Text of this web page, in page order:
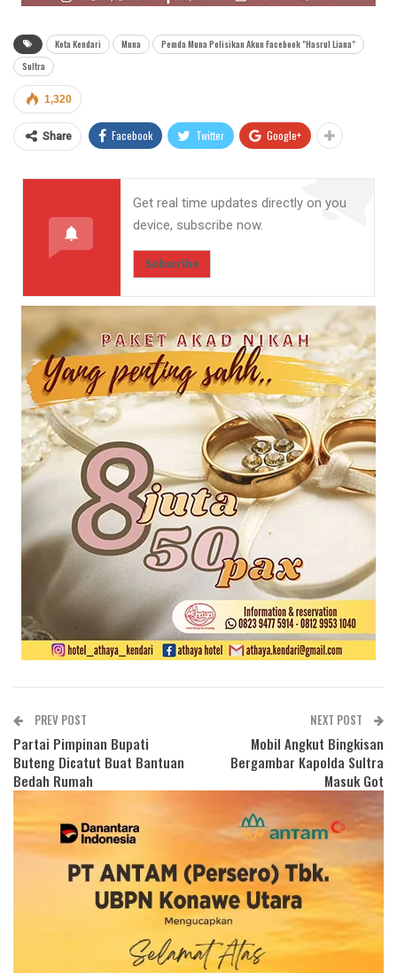
Kota Kendari Muna
Pemda Muna Polisikan Akun Facebook "Hasrul Liana"
Sultra
1,320
Share Facebook Twitter Google+
Get real time updates directly on you
device, subscribe now.
Subscribe
PREV POST
Partai Pimpinan Bupati
Buteng Dicatut Buat Bantuan
Bedah Rumah
NEXT POST
Mobil Angkut Bingkisan
Bergambar Kapolda Sultra
Masuk Got